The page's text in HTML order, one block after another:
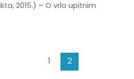
2015.) – O vrlo upitnim
1 2